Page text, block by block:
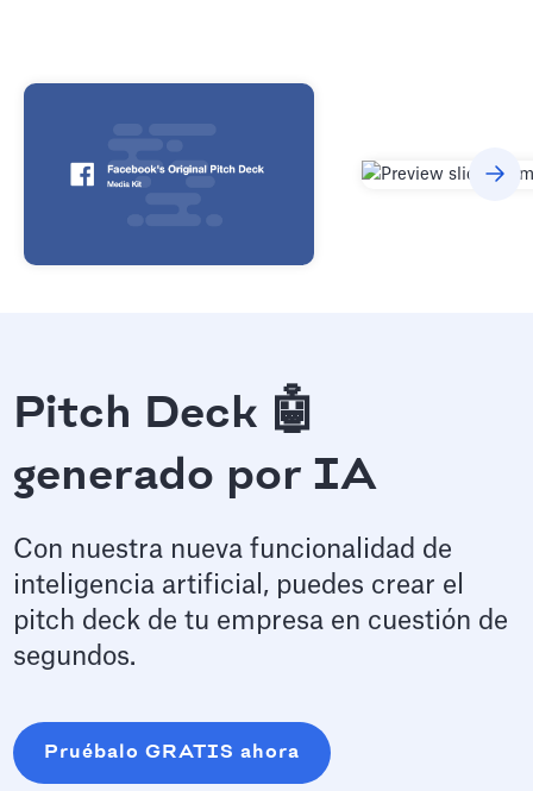
Pitch Deck 🤖
generado por IA
Con nuestra nueva funcionalidad de
inteligencia artificial, puedes crear el
pitch deck de tu empresa en cuestión de
segundos.
Pruébalo GRATIS ahora